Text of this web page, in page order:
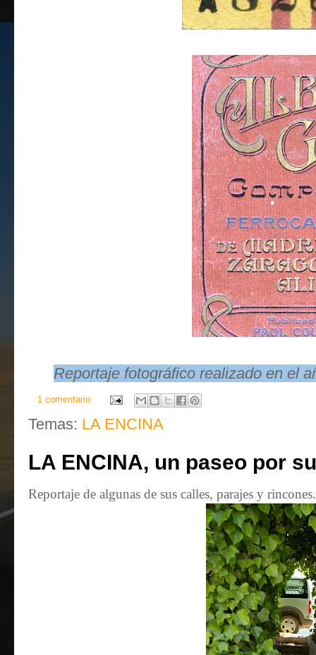
Reportaje fotográfico realizado en el
1 comentario:
Temas: LA ENCINA
LA ENCINA, un paseo por
Reportaje de algunas de sus calles, parajes y rincones.